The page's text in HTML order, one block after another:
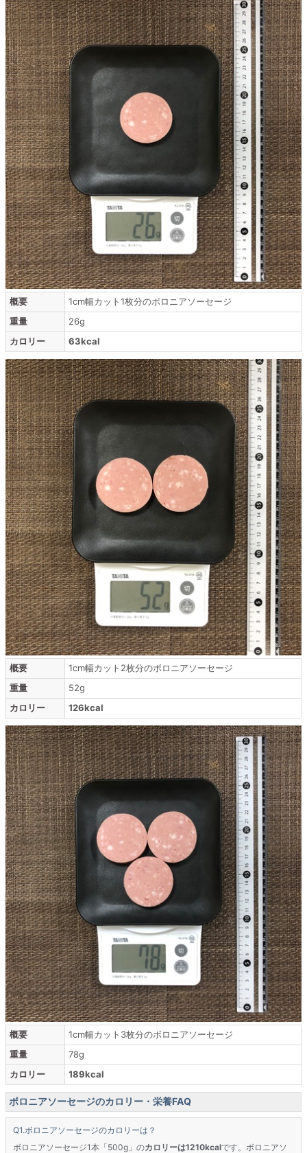
概要
1cm幅カット1枚分のボロニアソーセージ
重量
26g
カロリー
63kcal
概要
1cm幅カット2枚分のボロニアソーセージ
重量
52g
カロリー
126kcal
概要
1cm幅カット3枚分のボロニアソーセージ
重量
78g
カロリー
189kcal
ボロニアソーセージのカロリー・栄養FAQ
ボロニアソーセージのカロリーは？
ボロニアソーセージ1本「500g」のカロリーは1210kcalです。ボロニアソ